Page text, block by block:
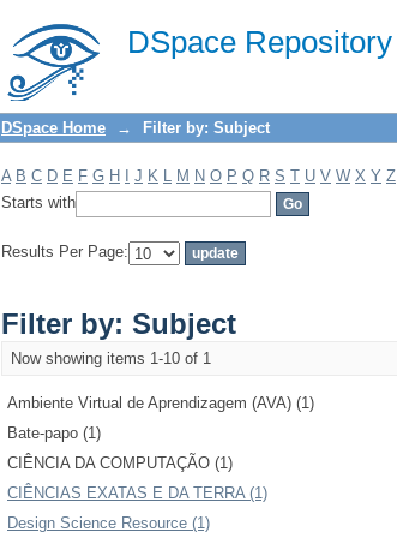
DSpace Repository
Filter by: Subject
DSpace Home → Filter by: Subject
A B C D E F G H J K L M N O P Q R S T U V W X Y Z
Starts with
Results Per Page:
Filter by: Subject
Now showing items 1-10 of 1
Ambiente Virtual de Aprendizagem (AVA) (1)
Bate-papo (1)
CIÊNCIA DA COMPUTAÇÃO (1)
CIÊNCIAS EXATAS E DA TERRA (1)
Design Science Resource (1)